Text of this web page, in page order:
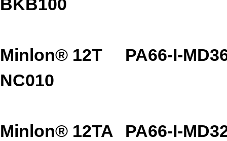
BKB100
Minlon® 12T
NC010
PA66-I-
Minlon® 12TA
PA66-I-